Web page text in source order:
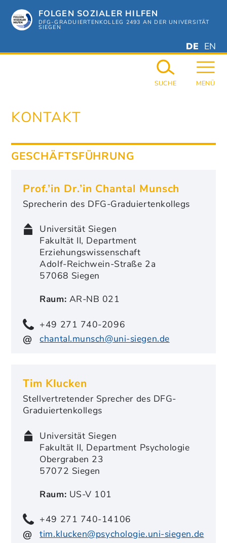
Hauptinhalt
springen
FOLGEN SOZIALER HILFEN
DFG-GRADUIERTENKOLLEG 2493 AN DER UNIVERSITÄT
SIEGEN
DEUTSCH
GERMAN
DE EN
MENÜ
SUCHE
KONTAKT
GESCHÄFTSFÜHRUNG
Prof.’in Dr.’in Chantal Munsch
Sprecherin des DFG-Graduiertenkollegs
Universität Siegen
Fakultät II, Department
Erziehungswissenschaft
Adolf-Reichwein-Straße 2a
57068 Siegen
Raum: AR-NB 021
+49 271 740-2096
chantal.munsch@uni-siegen.de
Tim Klucken
Stellvertretender Sprecher des DFG-
Graduiertenkollegs
Universität Siegen
Fakultät II, Department Psychologie
Obergraben 23
57072 Siegen
Raum: US-V 101
+49 271 740-14106
tim.klucken@psychologie.uni-siegen.de